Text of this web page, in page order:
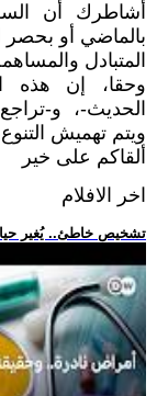
أشاطرك أن
بالماضي أو بحصر
المتبادل
وحقا، إن هذه
الحديث-، و-
ويتم تهميش
ألقاكم على خير
اخر الافلام
.. تشخيص خاطئ.. يُغير